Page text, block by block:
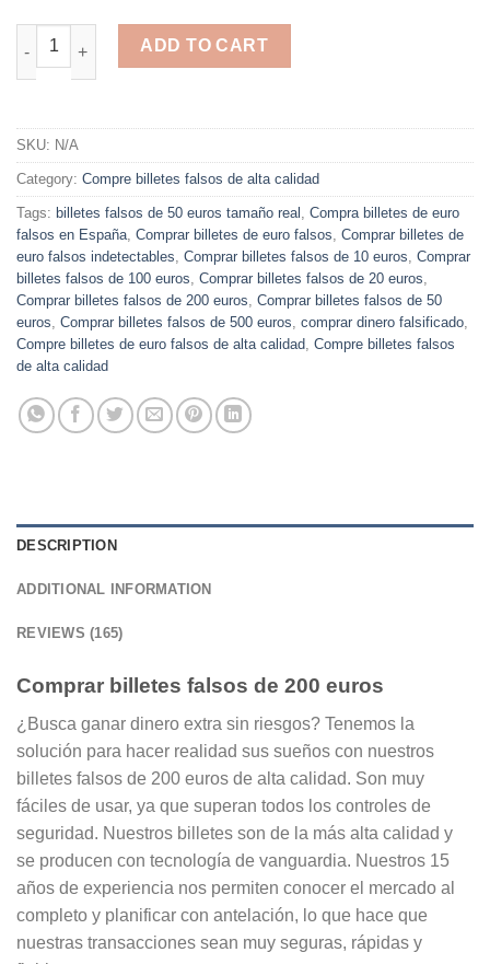
Comprar billetes falsos de 200 euros quantity
ADD TO CART
SKU: N/A
Category: Compre billetes falsos de alta calidad
Tags: billetes falsos de 50 euros tamaño real , Compra billetes de euro
falsos en España, Comprar billetes de euro falsos, Comprar billetes de
euro falsos indetectables, Comprar billetes falsos de 10 euros, Comprar
billetes falsos de 100 euros, Comprar billetes falsos de 20 euros,
Comprar billetes falsos de 200 euros, Comprar billetes falsos de 50
euros, Comprar billetes falsos de 500 euros, comprar dinero falsificado,
Compre billetes de euro falsos de alta calidad, Compre billetes falsos
de alta calidad
DESCRIPTION
ADDITIONAL INFORMATION
REVIEWS (165)
Comprar billetes falsos de 200 euros
¿Busca ganar dinero extra sin riesgos? Tenemos la
solución para hacer realidad sus sueños con nuestros
billetes falsos de 200 euros de alta calidad. Son muy
fáciles de usar, ya que superan todos los controles de
seguridad. Nuestros billetes son de la más alta calidad y
se producen con tecnología de vanguardia. Nuestros 15
años de experiencia nos permiten conocer el mercado al
completo y planificar con antelación, lo que hace que
nuestras transacciones sean muy seguras, rápidas y